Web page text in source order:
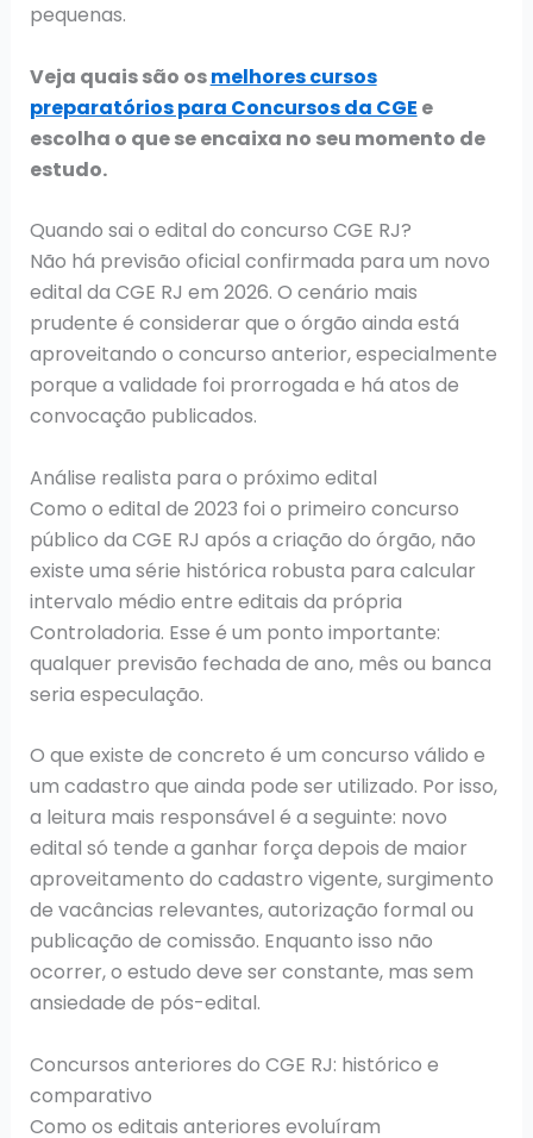
pequenas.
Veja quais são osmelhores cursos
preparatórios para Concursos da CGE e
escolha o que se encaixa no seu momento de
estudo.
Quando sai o edital do concurso CGE RJ?
Não há previsão oficial confirmada para um novo
edital da CGE RJ em 2026. O cenário mais
prudente é considerar que o órgão ainda está
aproveitando o concurso anterior, especialmente
porque a validade foi prorrogada e há atos de
convocação publicados.
Análise realista para o próximo edital
Como o edital de 2023 foi o primeiro concurso
público da CGE RJ após a criação do órgão, não
existe uma série histórica robusta para calcular
intervalo médio entre editais da própria
Controladoria. Esse é um ponto importante:
qualquer previsão fechada de ano, mês ou banca
seria especulação.
O que existe de concreto é um concurso válido e
um cadastro que ainda pode ser utilizado. Por isso,
a leitura mais responsável é a seguinte: novo
edital só tende a ganhar força depois de maior
aproveitamento do cadastro vigente, surgimento
de vacâncias relevantes, autorização formal ou
publicação de comissão. Enquanto isso não
ocorrer, o estudo deve ser constante, mas sem
ansiedade de pós-edital.
Concursos anteriores do CGE RJ: histórico e
comparativo
Como os editais anteriores evoluíram